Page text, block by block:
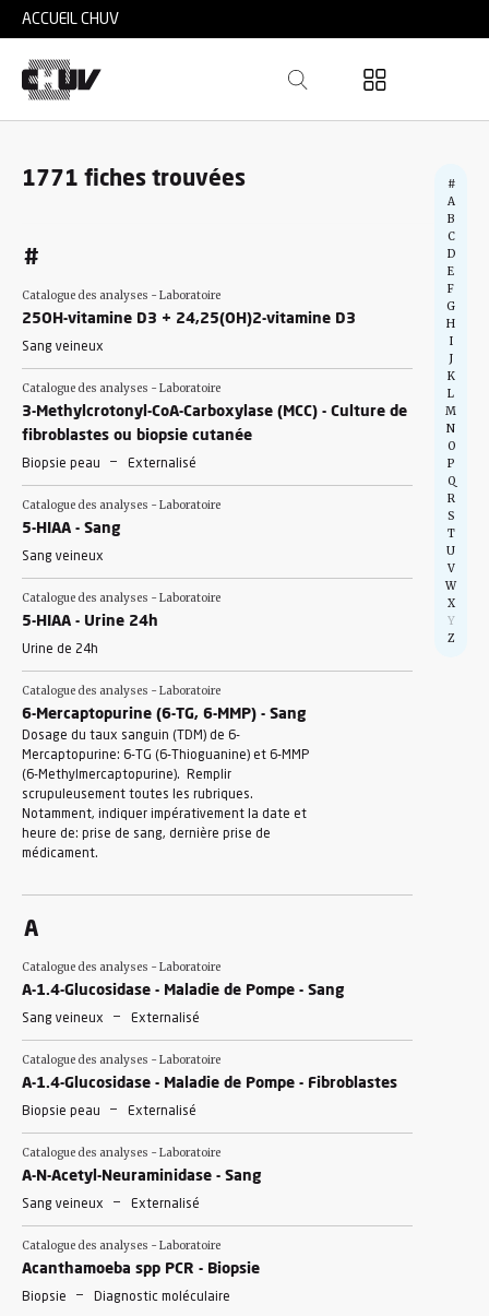
Skip to main content
ACCUEIL CHUV
1771 fiches trouvées
#
A
B
C
D
E
F
G
H
I
J
K
L
M
N
O
P
Q
R
S
T
U
V
W
X
Y
Z
#
Catalogue des analyses - Laboratoire
25OH-vitamine D3 + 24,25(OH)2-vitamine D3
Sang veineux
Catalogue des analyses - Laboratoire
3-Methylcrotonyl-CoA-Carboxylase (MCC) - Culture de
fibroblastes ou biopsie cutanée
Biopsie peau - Externalisé
Catalogue des analyses - Laboratoire
5-HIAA - Sang
Sang veineux
Catalogue des analyses - Laboratoire
5-HIAA - Urine 24h
Urine de 24h
Catalogue des analyses - Laboratoire
6-Mercaptopurine (6-TG, 6-MMP) - Sang
Dosage du taux sanguin (TDM) de 6-
Mercaptopurine: 6-TG (6-Thioguanine) et 6-MMP
(6-Methylmercaptopurine). Remplir
scrupuleusement toutes les rubriques.
Notamment, indiquer impérativement la date et
heure de: prise de sang, dernière prise de
médicament .
A
Catalogue des analyses - Laboratoire
A-1.4-Glucosidase - Maladie de Pompe - Sang
Sang veineux - Externalisé
Catalogue des analyses - Laboratoire
A-1.4-Glucosidase - Maladie de Pompe - Fibroblastes
Biopsie peau - Externalisé
Catalogue des analyses - Laboratoire
A-N-Acetyl-Neuraminidase - Sang
Sang veineux - Externalisé
Catalogue des analyses - Laboratoire
Acanthamoeba spp PCR - Biopsie
Biopsie -
Diagnostic moléculaire